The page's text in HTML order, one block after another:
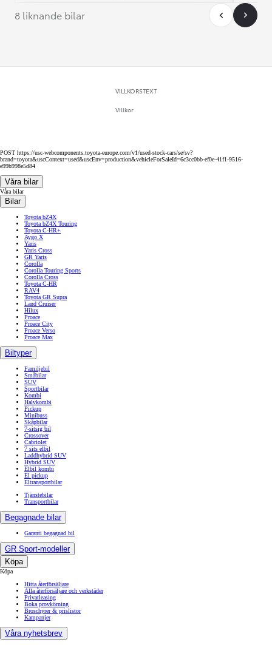
8 liknande bilar
VILLKORSTEXT
Villkor
POST https://usc-webcomponents.toyota-europe.com/v1/used-stock-cars/se/sv?
brand=toyota&uscContext=used&uscEnv=production&vehicleForSaleId=6c3cc0bb-ef0e-41f1-9516-
e99b998e5d84
Våra bilar
Våra bilar
Bilar
Toyota bZ4X
Toyota bZ4X Touring
Toyota C-HR+
Aygo X
Yaris
Yaris Cross
GR Yaris
Corolla
Corolla Touring Sports
Corolla Cross
Toyota C-HR
RAV4
Toyota GR Supra
Land Cruiser
Hilux
Proace
Proace City
Proace Verso
Proace Max
Biltyper
Familjebil
Småbilar
SUV
Sportbilar
Kombi
Halvkombi
Pickup
Minibuss
Skåpbilar
7-sitsig bil
Crossover
Cabriolet
7 sits elbil
Laddhybrid SUV
Hybrid SUV
Elbil kombi
El pickup
Eltransportbilar
Tjänstebilar
Transportbilar
Begagnade bilar
Garanti begagnad bil
GR Sport-modeller
Köpa
Köpa
Hitta återförsäljare
Alla återförsäljare och verkstäder
Privatleasing
Boka provkörning
Broschyrer & prislistor
Kampanjer
Våra nyhetsbrev